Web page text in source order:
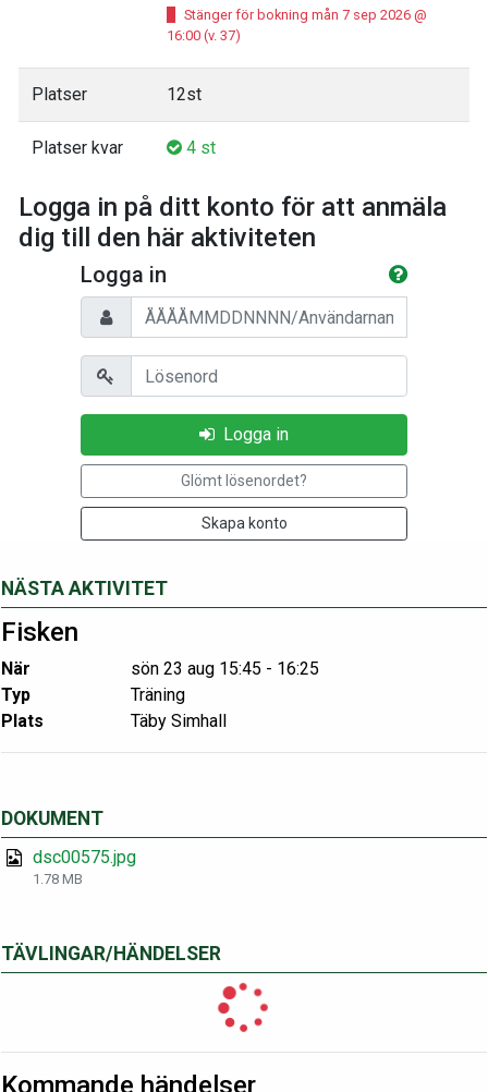
NÄSTA AKTIVITET
Fisken
När
sön 23 aug 15:45 - 16:25
Typ
Träning
Plats
Täby Simhall
DOKUMENT
dsc00575.jpg
1.78 MB
TÄVLINGAR/HÄNDELSER
Kommande händelser
Stänger för bokning mån 7 sep 2026 @
16:00 (v. 37)
Platser 12st
Platser kvar 4 st
Logga in på ditt konto för att anmäla
dig till den här aktiviteten
Logga in
Personnummer/Användarnamn
Lösenord
Logga in
Glömt lösenordet?
Skapa konto